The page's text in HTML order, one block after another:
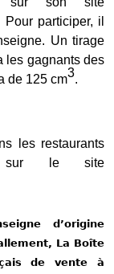
participer, il
Un tirage
les gagnants des
de 125 cm3.
les restaurants
sur le site
d’origine
La Boîte
de vente à